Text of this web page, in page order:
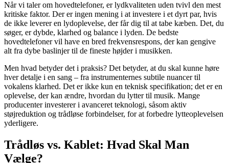
Når vi taler om hovedtelefoner, er lydkvaliteten uden tvivl den mest
kritiske faktor. Der er ingen mening i at investere i et dyrt par, hvis
de ikke leverer en lydoplevelse, der får dig til at tabe kæben. Det, du
søger, er dybde, klarhed og balance i lyden. De bedste
hovedtelefoner vil have en bred frekvensrespons, der kan gengive
alt fra dybe baslinjer til de fineste højder i musikken.
Men hvad betyder det i praksis? Det betyder, at du skal kunne høre
hver detalje i en sang – fra instrumenternes subtile nuancer til
vokalens klarhed. Det er ikke kun en teknisk specifikation; det er en
oplevelse, der kan ændre, hvordan du lytter til musik. Mange
producenter investerer i avanceret teknologi, såsom aktiv
støjreduktion og trådløse forbindelser, for at forbedre lytteoplevelsen
yderligere.
Trådløs vs. Kablet: Hvad Skal Man
Vælge?